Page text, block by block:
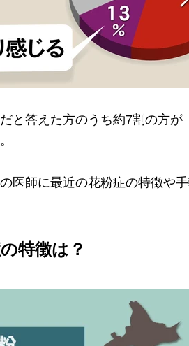
と答えた方のうち約7割の方が
医師に最近の花粉症の特徴や
特徴は？